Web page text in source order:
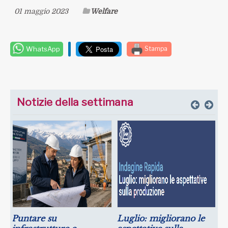
01 maggio 2023 Welfare
WhatsApp Stampa
Notizie della settimana
Puntare su
Luglio: migliorano le